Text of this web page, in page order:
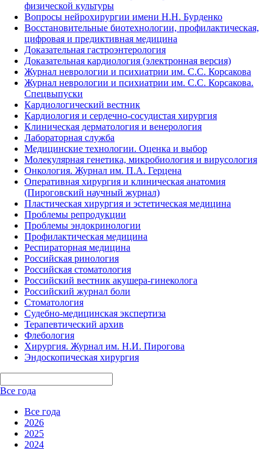
физической культуры
Вопросы нейрохирургии имени Н.Н. Бурденко
Восстановительные биотехнологии, профилактическая,
цифровая и предиктивная медицина
Доказательная гастроэнтерология
Доказательная кардиология (электронная версия)
Журнал неврологии и психиатрии им. С.С. Корсакова
Журнал неврологии и психиатрии им. С.С. Корсакова.
Спецвыпуски
Кардиологический вестник
Кардиология и сердечно-сосудистая хирургия
Клиническая дерматология и венерология
Лабораторная служба
Медицинские технологии. Оценка и выбор
Молекулярная генетика, микробиология и вирусология
Онкология. Журнал им. П.А. Герцена
Оперативная хирургия и клиническая анатомия
(Пироговский научный журнал)
Пластическая хирургия и эстетическая медицина
Проблемы репродукции
Проблемы эндокринологии
Профилактическая медицина
Респираторная медицина
Российская ринология
Российская стоматология
Российский вестник акушера-гинеколога
Российский журнал боли
Стоматология
Судебно-медицинская экспертиза
Терапевтический архив
Флебология
Хирургия. Журнал им. Н.И. Пирогова
Эндоскопическая хирургия
Все года
Все года
2026
2025
2024